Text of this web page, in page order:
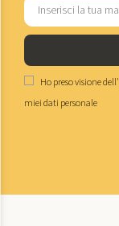
Ho preso visione dell'
miei dati personale